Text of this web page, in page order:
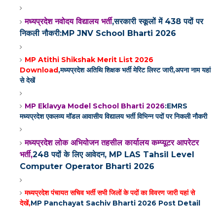
मध्यप्रदेश नवोदय विद्यालय भर्ती,सरकारी स्कूलों में 438 पदों पर
निकली नौकरी:MP JNV School Bharti 2026
MP Atithi Shikshak Merit List 2026
Download,मध्यप्रदेश अतिथि शिक्षक भर्ती मेरिट लिस्ट जारी,अपना नाम यहां
से देखें
MP Eklavya Model School Bharti 2026:EMRS
मध्यप्रदेश एकलव्य मॉडल आवासीय विद्यालय भर्ती विभिन्न पदों पर निकली नौकरी
मध्यप्रदेश लोक अभियोजन तहसील कार्यालय कम्प्यूटर आपरेटर
भर्ती,248 पदों के लिए आवेदन, MP LAS Tahsil Level
Computer Operator Bharti 2026
मध्यप्रदेश पंचायत सचिव भर्ती सभी जिलों के पदों का विवरण जारी यहां से
देखें,MP Panchayat Sachiv Bharti 2026‌ Post Detail